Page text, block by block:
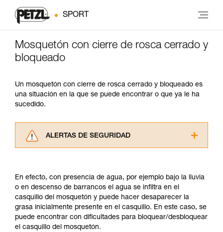
SPORT
Mosquetón con cierre de rosca cerrado y
bloqueado
Un mosquetón con cierre de rosca cerrado y bloqueado es
una situación en la que se puede encontrar o que ya le ha
sucedido.
ALERTAS DE SEGURIDAD
consultarlo. Usted debe comprender la
información de la ficha técnica para poder
comprender este complemento informativo.
Dominar estas técnicas requiere una formación
y un entrenamiento específico. Confirme a
través de un profesional su capacidad para
En efecto, con presencia de agua, por ejemplo bajo la lluvia
o en descenso de barrancos el agua se infiltra en el
casquillo del mosquetón y puede hacer desaparecer la
grasa inicialmente presente en el casquillo. En este caso, se
puede encontrar con dificultades para bloquear/desbloquear
el casquillo del mosquetón.